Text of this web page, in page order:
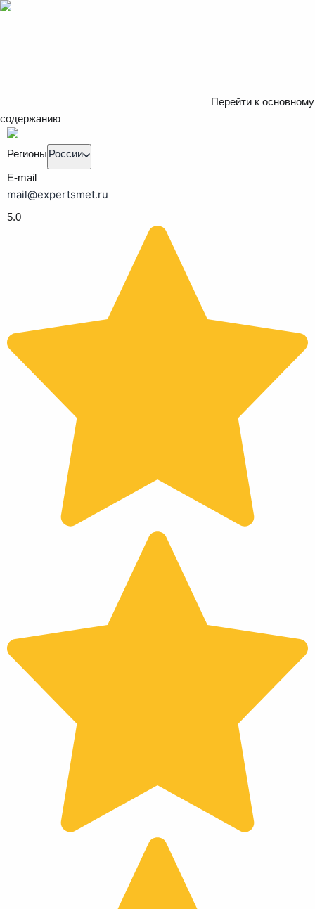
Перейти к основному
содержанию
Регионы России
E-mail
mail@expertsmet.ru
5.0